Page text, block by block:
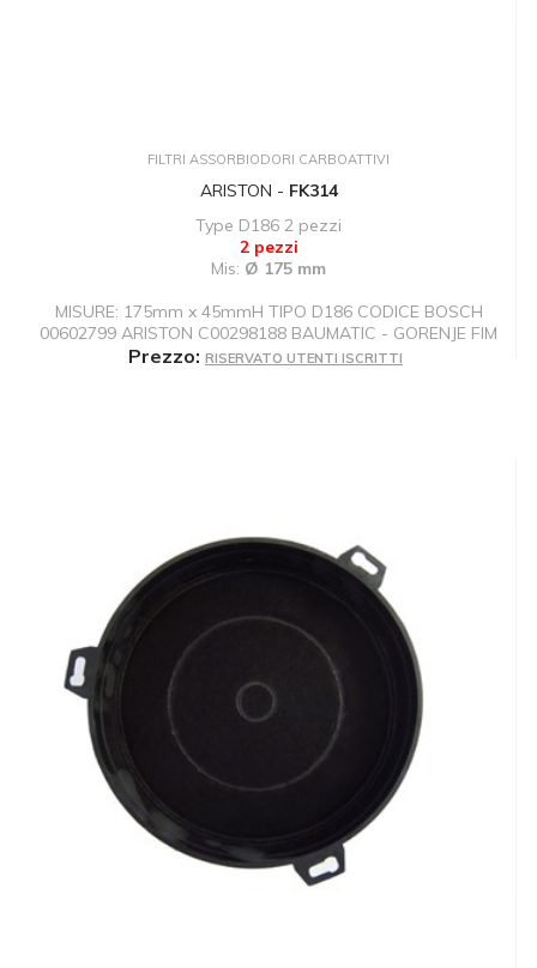
FILTRI ASSORBIODORI CARBOATTIVI
ARISTON - FK314
Type D186 2 pezzi
2 pezzi
Mis: Ø 175 mm
MISURE: 175mm x 45mmH TIPO D186 CODICE BOSCH
00602799 ARISTON C00298188 BAUMATIC - GORENJE FIM
Prezzo: RISERVATO UTENTI ISCRITTI